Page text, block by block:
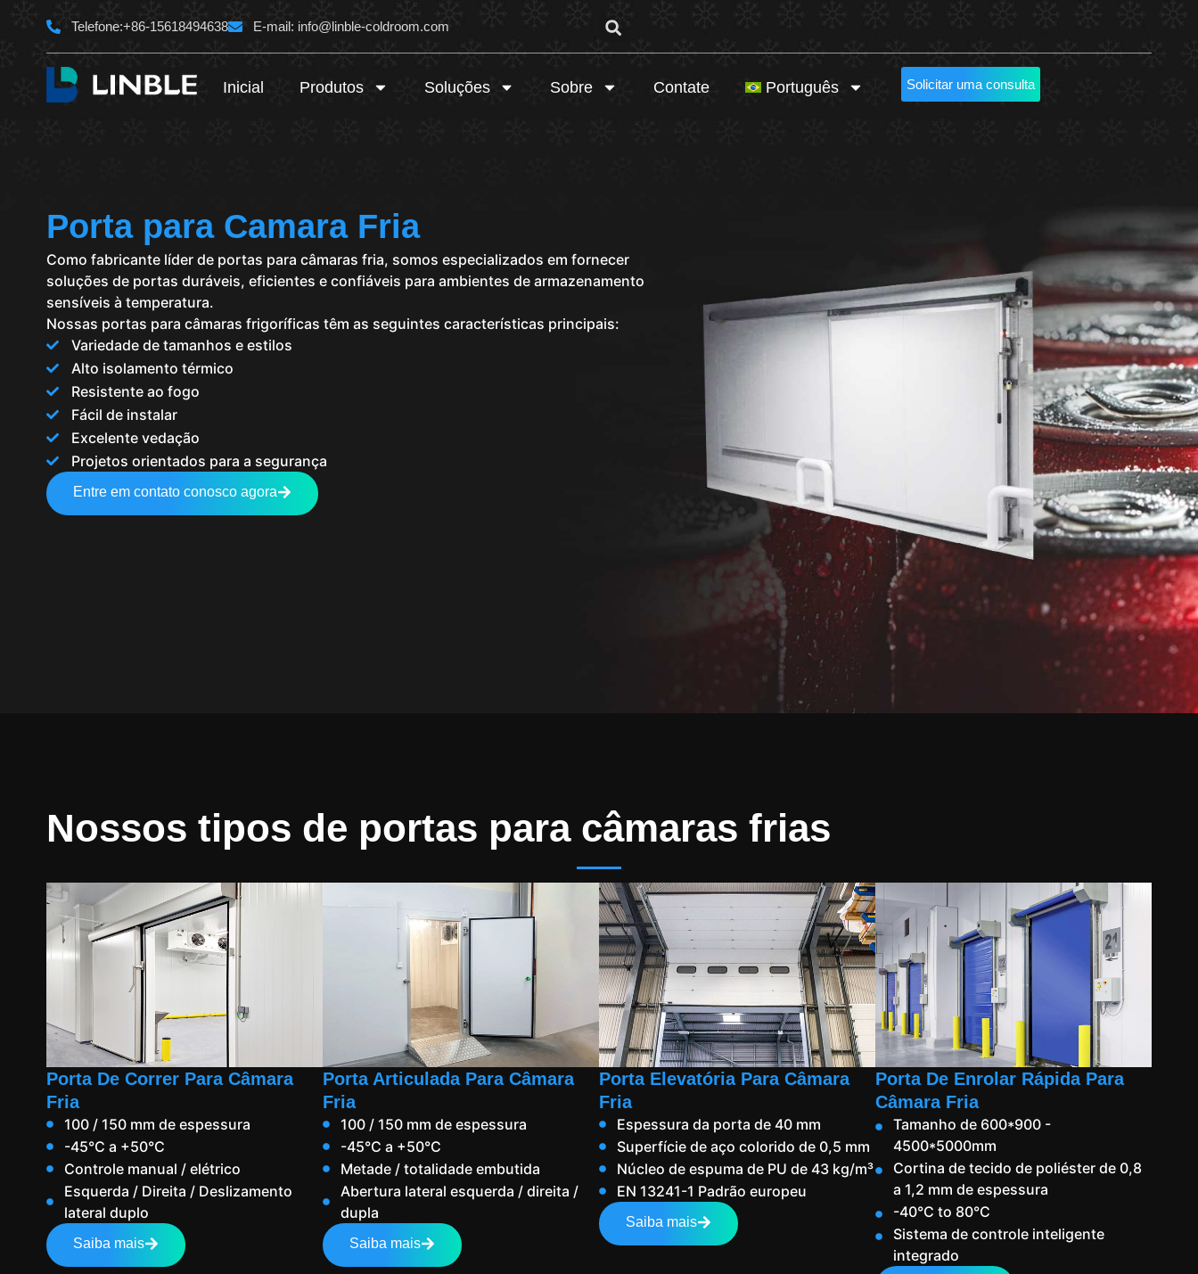
conteúdo
Telefone:+86-15618494638 E-mail: info@linble-coldroom.com
Inicial Produtos Soluções Sobre Contate Português Solicitar uma consulta
Porta para Camara Fria
Como fabricante líder de portas para câmaras fria, somos especializados em fornecer
soluções de portas duráveis, eficientes e confiáveis ​​para ambientes de armazenamento
sensíveis à temperatura.
Nossas portas para câmaras frigoríficas têm as seguintes características principais:
Variedade de tamanhos e estilos
Alto isolamento térmico
Resistente ao fogo
Fácil de instalar
Excelente vedação
Projetos orientados para a segurança
Entre em contato conosco agora
Nossos tipos de portas para câmaras frias
Porta De Correr Para Câmara
Fria
100 / 150 mm de espessura
-45°C a +50°C
Controle manual / elétrico
Esquerda / Direita / Deslizamento
lateral duplo
Saiba mais
Porta Articulada Para Câmara
Fria
100 / 150 mm de espessura
-45°C a +50°C
Metade / totalidade embutida
Abertura lateral esquerda / direita /
dupla
Saiba mais
Porta Elevatória Para Câmara
Fria
Espessura da porta de 40 mm
Superfície de aço colorido de 0,5 mm
Núcleo de espuma de PU de 43 kg/m³
EN 13241-1 Padrão europeu
Saiba mais
Porta De Enrolar Rápida Para
Câmara Fria
Tamanho de 600*900 -
4500*5000mm
Cortina de tecido de poliéster de 0,8
a 1,2 mm de espessura
-40°C to 80°C
Sistema de controle inteligente
integrado